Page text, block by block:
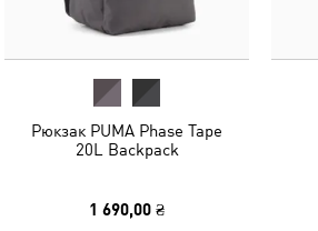
Рюкзак PUMA Phase Tape
20L Backpack
1 690,00 ₴